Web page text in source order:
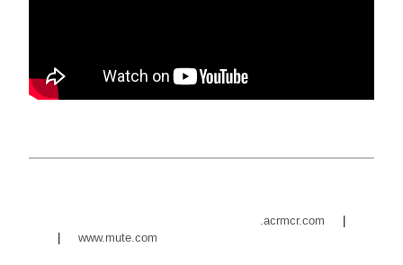
.acrmcr.com
www.mute.com